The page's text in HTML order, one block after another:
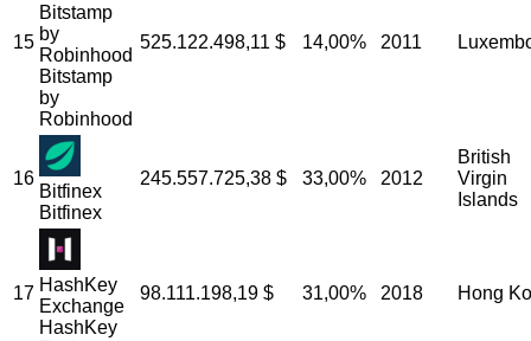
15
Bitstamp
by
Robinhood
Bitstamp
by
Robinhood
525.122.498,11 $ 14,00% 2011
16
Bitfinex
Bitfinex
245.557.725,38 $ 33,00% 2012
British
Virgin
Islands
17 HashKey
Exchange
HashKey
98.111.198,19 $ 31,00% 2018 Hong